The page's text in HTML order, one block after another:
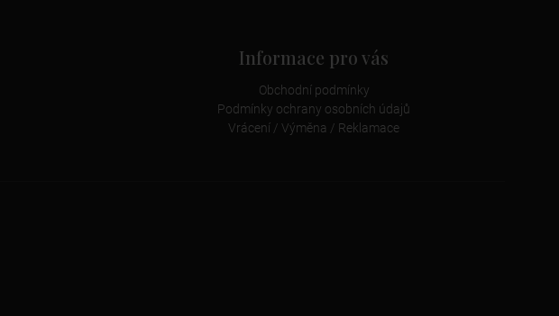
Informace pro vás
Obchodní podmínky
Podmínky ochrany osobních údajů
Vrácení / Výměna / Reklamace